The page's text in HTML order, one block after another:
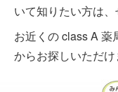
いて知りたい方は、
お近くの class A 薬
からお探しいただけ